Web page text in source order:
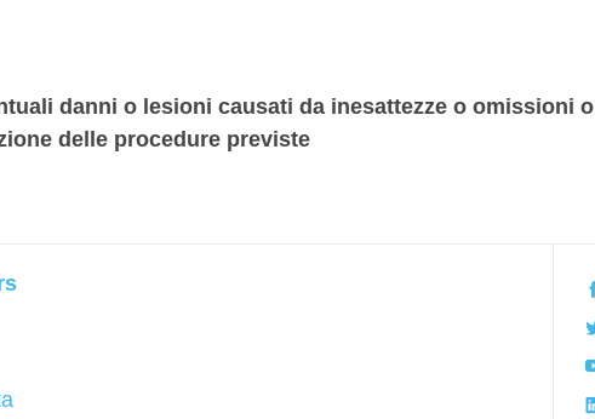
danni o lesioni causati da inesattezze o omissioni o
delle procedure previste